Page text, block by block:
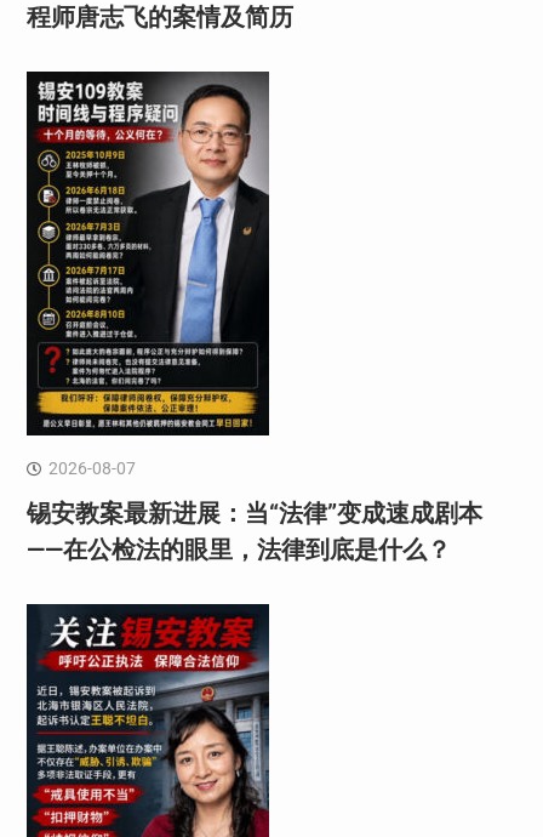
程师唐志飞的案情及简历
2026-08-07
锡安教案最新进展：当“法律”变成速成剧本
——在公检法的眼里，法律到底是什么？